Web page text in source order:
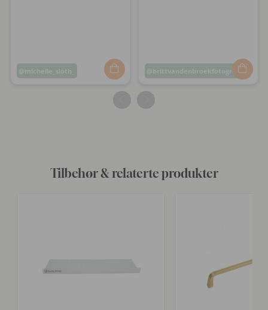
Innlegg
michelle_sloth_
Innlegg
brittvandenbroekfotografie
Tilbehør & relaterte produkter